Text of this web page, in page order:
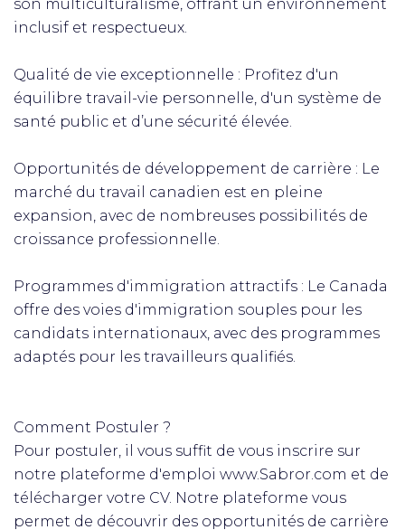
son multiculturalisme, offrant un environnement
inclusif et respectueux.
Qualité de vie exceptionnelle : Profitez d'un
équilibre travail-vie personnelle, d'un système de
santé public et d’une sécurité élevée.
Opportunités de développement de carrière : Le
marché du travail canadien est en pleine
expansion, avec de nombreuses possibilités de
croissance professionnelle.
Programmes d'immigration attractifs : Le Canada
offre des voies d'immigration souples pour les
candidats internationaux, avec des programmes
adaptés pour les travailleurs qualifiés.
Comment Postuler ?
Pour postuler, il vous suffit de vous inscrire sur
notre plateforme d'emploi www.Sabror.com et de
télécharger votre CV. Notre plateforme vous
permet de découvrir des opportunités de carrière